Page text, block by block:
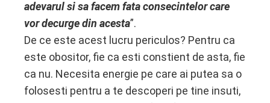
adevarul si sa facem fata consecintelor care
vor decurge din acesta”.
De ce este acest lucru periculos? Pentru ca
este obositor, fie ca esti constient de asta, fie
ca nu. Necesita energie pe care ai putea sa o
folosesti pentru a te descoperi pe tine insuti,